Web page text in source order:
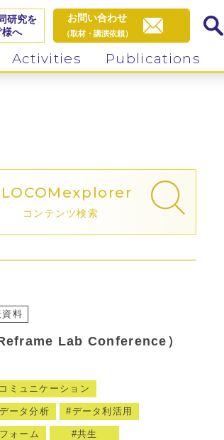
研究を
様へ
お問い合わせ
（取材・講演依頼）
Activities Publications
explorer
コンテンツ検索
資料
Lab Conference）
コミュニケーション
データ分析 データ利活用
ォーム 共生